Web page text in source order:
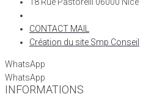
CONTACT MAIL
Création du site Smp Conseil
WhatsApp
WhatsApp
INFORMATIONS